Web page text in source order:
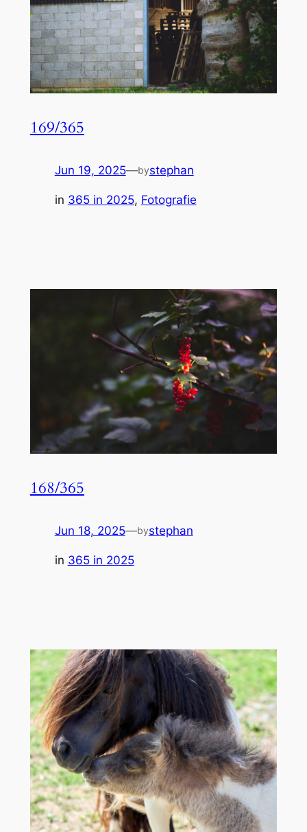
169/365
Jun 19, 2025—bystephan
in 365 in 2025, Fotografie
168/365
Jun 18, 2025—bystephan
in 365 in 2025